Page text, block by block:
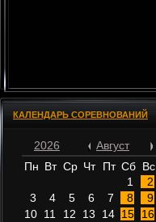
КАЛЕНДАРЬ СОРЕВНОВАНИЙ
2026
Август
Пн Вт Ср Чт Пт Сб Вс
1
2
3
4 5 6 7 8
9
10 11 12 13 14 15
16